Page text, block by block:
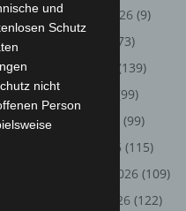
August 2026 (9)
(73)
(139)
(99)
(99)
März 2026 (115)
Februar 2026 (109)
Januar 2026 (122)
und
Schutz
nicht
Person